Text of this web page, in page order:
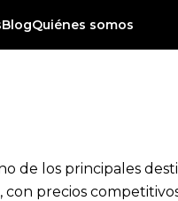
BlogQuiénes somos
de los principales
precios